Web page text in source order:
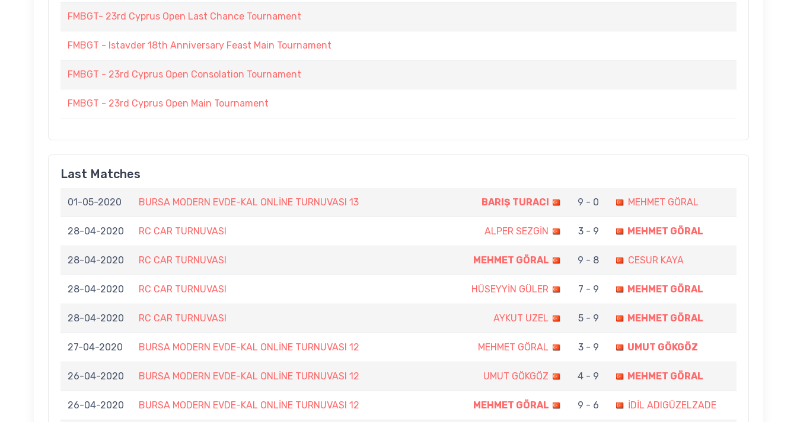
FMBGT- 23rd Cyprus Open Last Chance Tournament
FMBGT - Istavder 18th Anniversary Feast Main Tournament
FMBGT - 23rd Cyprus Open Consolation Tournament
FMBGT - 23rd Cyprus Open Main Tournament
Last Matches
01-05-2020 BURSA MODERN EVDE-KAL ONLİNE TURNUVASI 13 BARIŞ TURACI 9 - 0 MEHMET GÖRAL
28-04-2020 RC CAR TURNUVASI ALPER SEZGİN 3 - 9 MEHMET GÖRAL
28-04-2020 RC CAR TURNUVASI MEHMET GÖRAL 9 - 8 CESUR KAYA
28-04-2020 RC CAR TURNUVASI HÜSEYYİN GÜLER 7 - 9 MEHMET GÖRAL
28-04-2020 RC CAR TURNUVASI AYKUT UZEL 5 - 9 MEHMET GÖRAL
27-04-2020 BURSA MODERN EVDE-KAL ONLİNE TURNUVASI 12 MEHMET GÖRAL 3 - 9 UMUT GÖKGÖZ
26-04-2020 BURSA MODERN EVDE-KAL ONLİNE TURNUVASI 12 UMUT GÖKGÖZ 4 - 9 MEHMET GÖRAL
26-04-2020 BURSA MODERN EVDE-KAL ONLİNE TURNUVASI 12 MEHMET GÖRAL 9 - 6 İDİL ADIGÜZELZADE